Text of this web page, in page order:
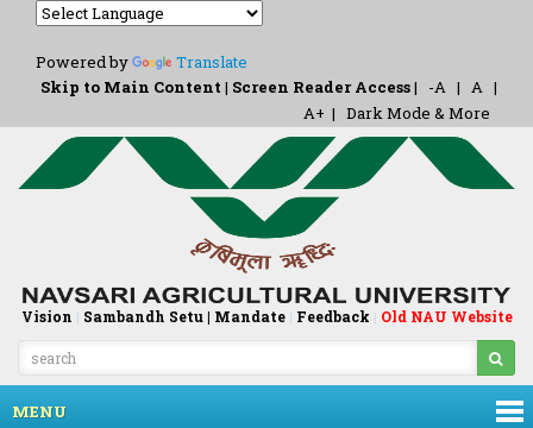
Powered by
Translate
Skip to Main Content | Screen Reader Access| -A | A |
A+ | Dark Mode & More
Vision | Sambandh Setu | Mandate| Feedback | Old NAU Website
MENU